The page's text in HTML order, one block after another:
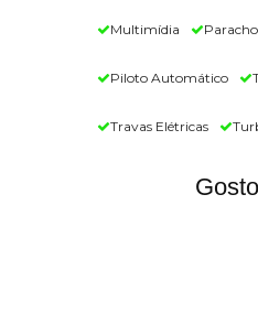
Multimídia
Piloto Automático
Travas Elétricas